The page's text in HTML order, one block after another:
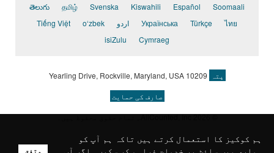
Soomaali
Español
Kiswahili
Svenska
தமிழ்
తెలుగు
ไทย
Türkçe
Українська اردو o‘zbek
Tiếng Việt
Cymraeg
isiZulu
پتہ
10209 Yearling Drive, Rockville, Maryland, USA
صارف کی حمایت
© 2026 AllCounted, Inc.
, تمام حقوق محفوظ ہیں۔
ہم کوکیز کا استعمال کرتے ہیں تاکہ ہم آپ کو
ہماری ویب سائٹ پر خدمات فراہم کر سکیں۔ اگر آپ
متفق